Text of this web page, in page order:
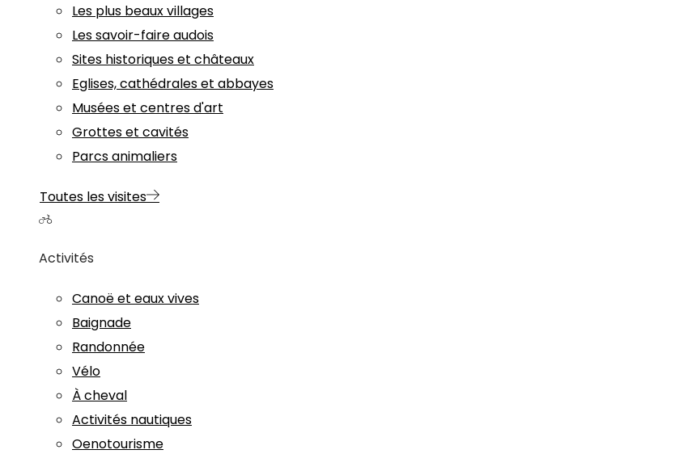
Les plus beaux villages
Les savoir-faire audois
Sites historiques et châteaux
Eglises, cathédrales et abbayes
Musées et centres d'art
Grottes et cavités
Parcs animaliers
Toutes les visites
Activités
Canoë et eaux vives
Baignade
Randonnée
Vélo
À cheval
Activités nautiques
Oenotourisme